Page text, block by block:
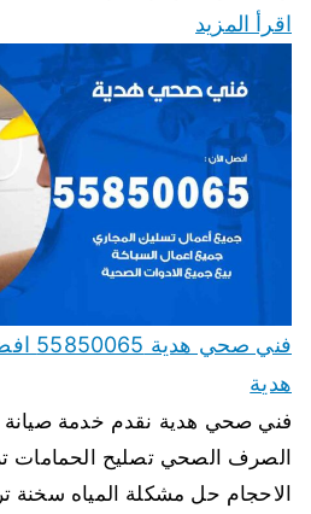
اقرأ المزيد
فني
هدية
فني صحي هدية نقدم خدمة صيانة
الصرف الصحي تصليح الحمامات
الاحجام حل مشكلة المياه سخنة